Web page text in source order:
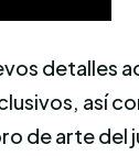
detalles
así
de arte del